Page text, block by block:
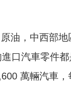
油，中西部地
口汽車零件
萬輛汽車，